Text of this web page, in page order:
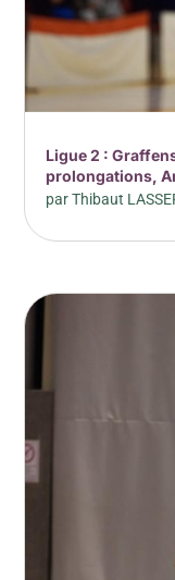
Ligue 2 :
prolongations,
parThibaut